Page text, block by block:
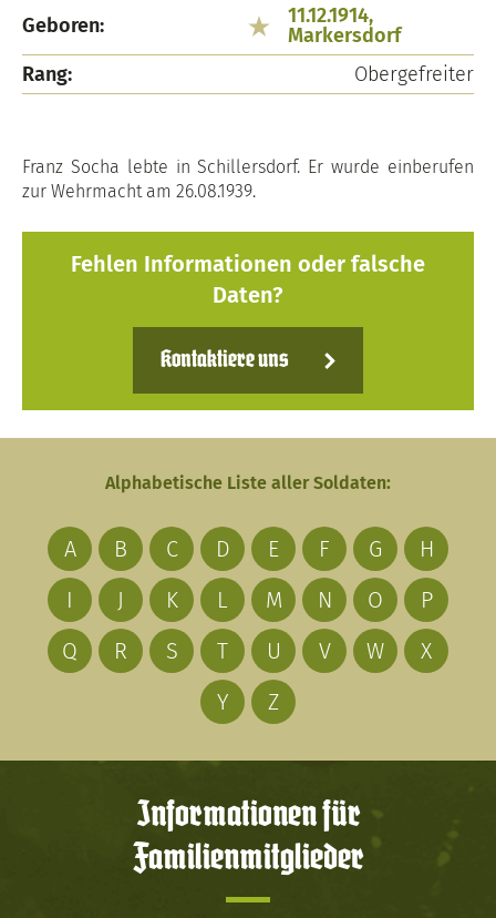
Geboren:
11.12.1914,
Markersdorf
Rang:
Obergefreiter
Franz Socha lebte in Schillersdorf. Er wurde einberufen
zur Wehrmacht am 26.08.1939.
Fehlen Informationen oder falsche
Daten?
Kontaktiere uns
Alphabetische Liste aller Soldaten:
A B C D E F G
H
I
J K L M N O
P
Q
R S T U V W
X
Y
Z
Informationen für
Familienmitglieder